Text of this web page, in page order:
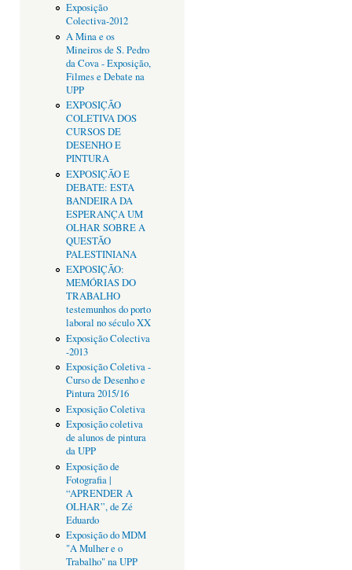
Exposição
Colectiva-2012
A Mina e os
Mineiros de S. Pedro
da Cova - Exposição,
Filmes e Debate na
UPP
EXPOSIÇÃO
COLETIVA DOS
CURSOS DE
DESENHO E
PINTURA
EXPOSIÇÃO E
DEBATE: ESTA
BANDEIRA DA
ESPERANÇA UM
OLHAR SOBRE A
QUESTÃO
PALESTINIANA
EXPOSIÇÃO:
MEMÓRIAS DO
TRABALHO
testemunhos do porto
laboral no século XX
Exposição Colectiva
-2013
Exposição Coletiva -
Curso de Desenho e
Pintura 2015/16
Exposição Coletiva
Exposição coletiva
de alunos de pintura
da UPP
Exposição de
Fotografia |
“APRENDER A
OLHAR”, de Zé
Eduardo
Exposição do MDM
"A Mulher e o
Trabalho" na UPP